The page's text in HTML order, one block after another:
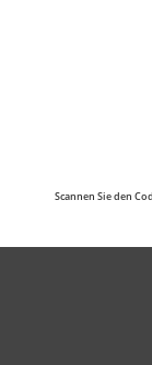
Scannen Sie den